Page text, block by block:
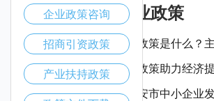
泰安市产业政策
泰安市惠企政策是什么？
泰安市惠企政策助力经济
如何借助泰安市中小企业
企业政策咨询
招商引资政策
产业扶持政策